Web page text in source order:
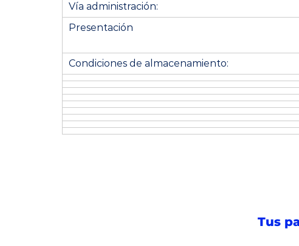
Vía administración:
Presentación
Condiciones de almacenamiento:
Tus